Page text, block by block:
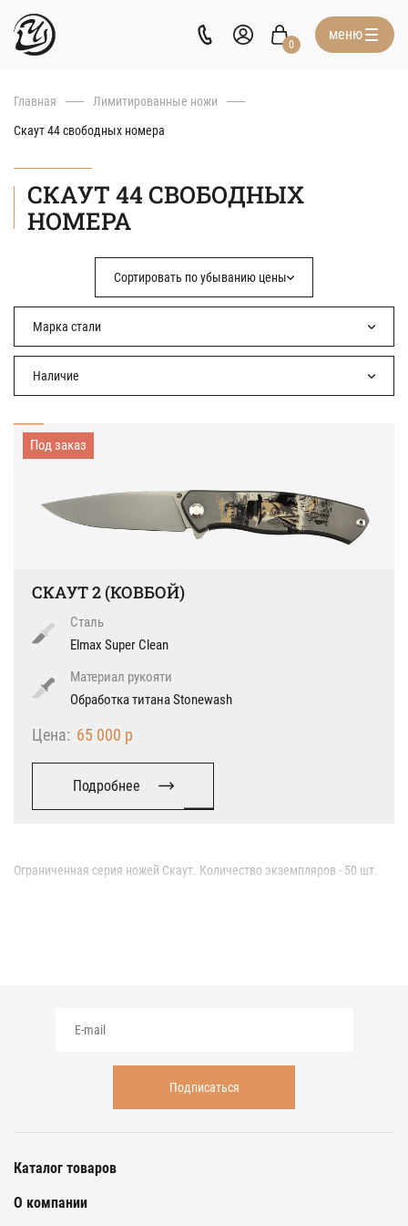
Перейти
основному
содержанию
0
меню
Главная
Лимитированные ножи
Скаут 44 свободных номера
СКАУТ 44 СВОБОДНЫХ
НОМЕРА
Сортировать по убыванию цены
Марка стали
Наличие
Под заказ
СКАУТ 2 (КОВБОЙ)
Сталь
Elmax Super Clean
Материал рукояти
Обработка титана Stonewash
Цена: 65 000 р
Подробнее
Ограниченная серия ножей Скаут. Количество экземпляров - 50 шт.
Каталог товаров
О компании